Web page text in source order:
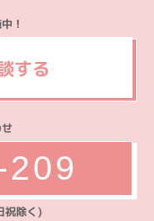
！
する
除く)